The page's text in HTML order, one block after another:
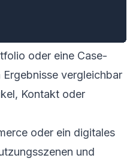
oder eine Case-
vergleichbar
Kontakt oder
oder ein digitales
und